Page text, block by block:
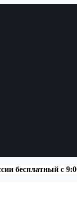
бесплатный с